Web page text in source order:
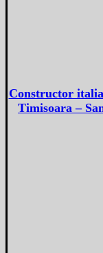
Constructor
Timisoara –